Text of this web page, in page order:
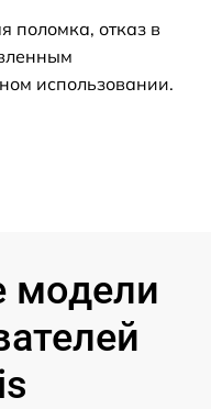
поломка, отказ в
использовании.
модели